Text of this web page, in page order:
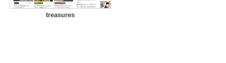
treasures